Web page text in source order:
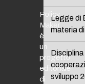
Legge di
materia
sviluppo
Policy
Maker
è
un
progetto
editoriale
di